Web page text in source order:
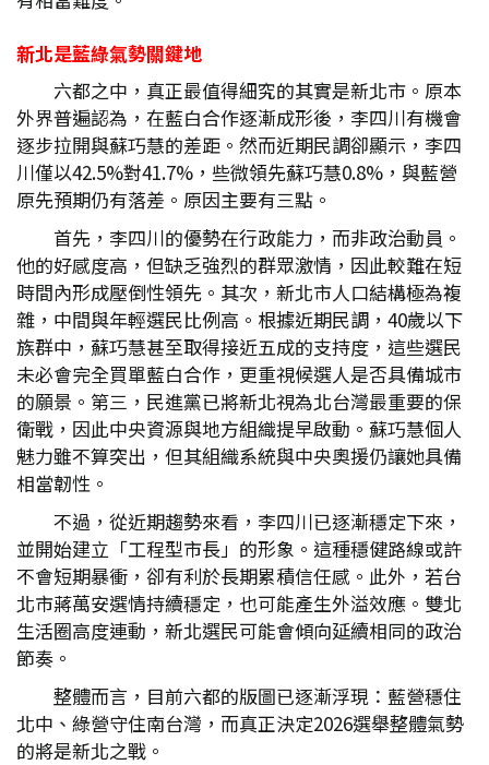
新北是藍綠氣勢關鍵地
六都之中，真正最值得細究的其實是新北市。原本
外界普遍認為，在藍白合作逐漸成形後，李四川有機會
逐步拉開與蘇巧慧的差距。然而近期民調卻顯示，李四
川僅以42.5%對41.7%，些微領先蘇巧慧0.8%，與藍營
原先預期仍有落差。原因主要有三點。
首先，李四川的優勢在行政能力，而非政治動員。
他的好感度高，但缺乏強烈的群眾激情，因此較難在短
時間內形成壓倒性領先。其次，新北市人口結構極為複
雜，中間與年輕選民比例高。根據近期民調，40歲以下
族群中，蘇巧慧甚至取得接近五成的支持度，這些選民
未必會完全買單藍白合作，更重視候選人是否具備城市
的願景。第三，民進黨已將新北視為北台灣最重要的保
衛戰，因此中央資源與地方組織提早啟動。蘇巧慧個人
魅力雖不算突出，但其組織系統與中央奧援仍讓她具備
相當韌性。
不過，從近期趨勢來看，李四川已逐漸穩定下來，
並開始建立「工程型市長」的形象。這種穩健路線或許
不會短期暴衝，卻有利於長期累積信任感。此外，若台
北市蔣萬安選情持續穩定，也可能產生外溢效應。雙北
生活圈高度連動，新北選民可能會傾向延續相同的政治
節奏。
整體而言，目前六都的版圖已逐漸浮現：藍營穩住
北中、綠營守住南台灣，而真正決定2026選舉整體氣勢
的將是新北之戰。